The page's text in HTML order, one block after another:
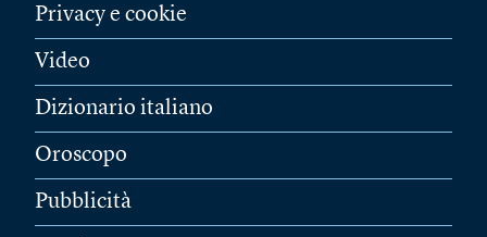
Privacy e cookie
Video
Dizionario italiano
Oroscopo
Pubblicità